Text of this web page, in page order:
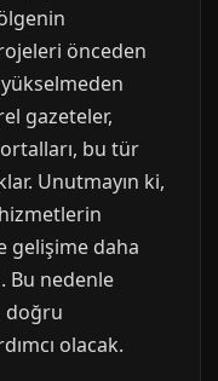
önceden
gazeteler,
bu tür
Unutmayın ki,
gelişime daha
Bu nedenle
doğru
olacak.